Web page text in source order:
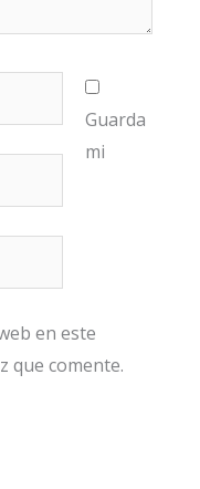
Guarda
mi
en este
que comente.